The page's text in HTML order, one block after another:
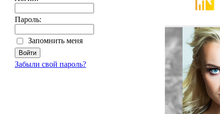
Пароль:
Запомнить меня
Забыли свой пароль?